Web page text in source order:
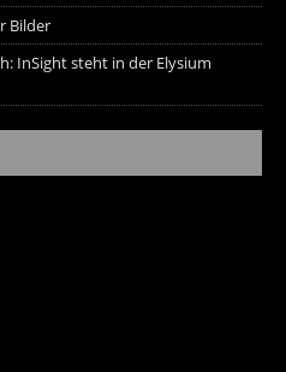
Bilder
InSight steht in der Elysium